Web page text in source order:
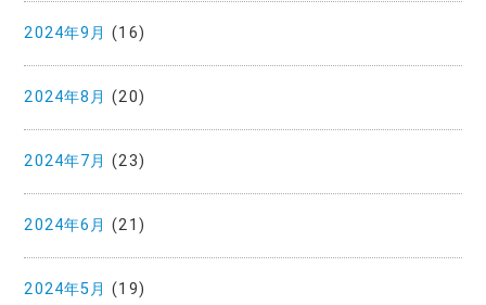
2024年9月 (16)
2024年8月 (20)
2024年7月 (23)
2024年6月 (21)
2024年5月 (19)